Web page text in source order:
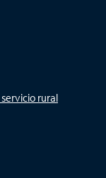
rural